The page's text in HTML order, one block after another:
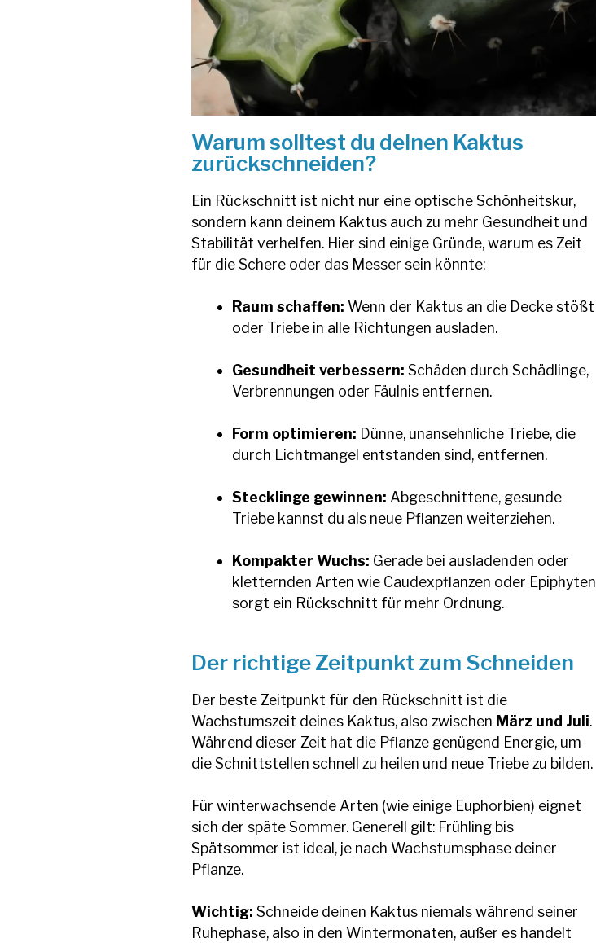
Warum solltest du deinen Kaktus
zurückschneiden?
Ein Rückschnitt ist nicht nur eine optische Schönheitskur,
sondern kann deinem Kaktus auch zu mehr Gesundheit und
Stabilität verhelfen. Hier sind einige Gründe, warum es Zeit
für die Schere oder das Messer sein könnte:
Raum schaffen: Wenn der Kaktus an die Decke stößt
oder Triebe in alle Richtungen ausladen.
Gesundheit verbessern: Schäden durch Schädlinge,
Verbrennungen oder Fäulnis entfernen.
Form optimieren: Dünne, unansehnliche Triebe, die
durch Lichtmangel entstanden sind, entfernen.
Stecklinge gewinnen: Abgeschnittene, gesunde
Triebe kannst du als neue Pflanzen weiterziehen.
Kompakter Wuchs: Gerade bei ausladenden oder
kletternden Arten wie Caudexpflanzen oder Epiphyten
sorgt ein Rückschnitt für mehr Ordnung.
Der richtige Zeitpunkt zum Schneiden
Der beste Zeitpunkt für den Rückschnitt ist die
Wachstumszeit deines Kaktus, also zwischen März und Juli.
Während dieser Zeit hat die Pflanze genügend Energie, um
die Schnittstellen schnell zu heilen und neue Triebe zu bilden.
Für winterwachsende Arten (wie einige Euphorbien) eignet
sich der späte Sommer. Generell gilt: Frühling bis
Spätsommer ist ideal, je nach Wachstumsphase deiner
Pflanze.
Wichtig: Schneide deinen Kaktus niemals während seiner
Ruhephase, also in den Wintermonaten, außer es handelt